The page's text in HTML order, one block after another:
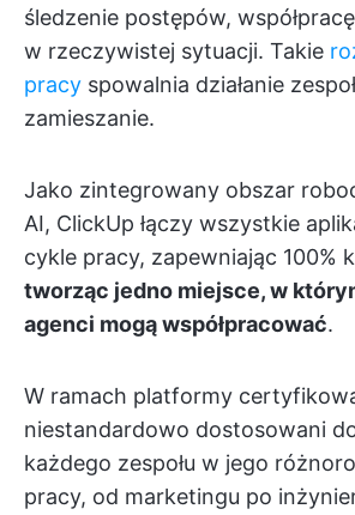
śledzenie postępów,
w rzeczywistej sytuacji. Takie
pracy spowalnia działanie
zamieszanie.
Jako zintegrowany obszar
AI, ClickUp łączy wszystkie
cykle pracy, zapewniając 100%
tworząc jedno miejsce, w
agenci mogą współpracować.
W ramach platformy
niestandardowo dostosowani
każdego zespołu w jego
pracy, od marketingu po